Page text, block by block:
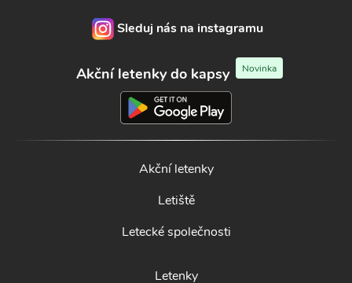
Sleduj nás na instagramu
Akční letenky do kapsy Novinka
Akční letenky
Letiště
Letecké společnosti
Letenky